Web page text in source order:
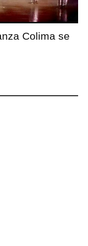
Colima se